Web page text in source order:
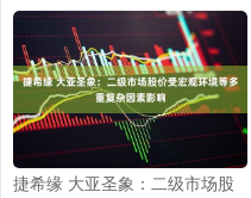
捷希缘 大亚圣象：二级市场股